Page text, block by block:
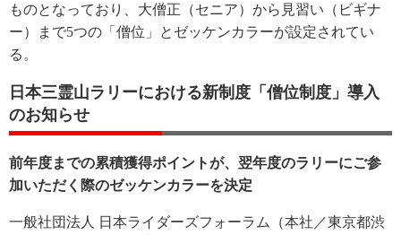
ものとなっており、大僧正（セニア）から見習い（ビギナ
ー）まで5つの「僧位」とゼッケンカラーが設定されてい
る。
日本三霊山ラリーにおける新制度「僧位制度」導入
のお知らせ
前年度までの累積獲得ポイントが、翌年度のラリーにご参
加いただく際のゼッケンカラーを決定
一般社団法人 日本ライダーズフォーラム（本社／東京都渋